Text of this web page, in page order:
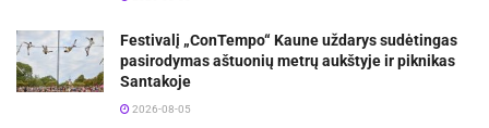
Festivalį „ConTempo“ Kaune uždarys sudėtingas
pasirodymas aštuonių metrų aukštyje ir piknikas
Santakoje
2026-08-05